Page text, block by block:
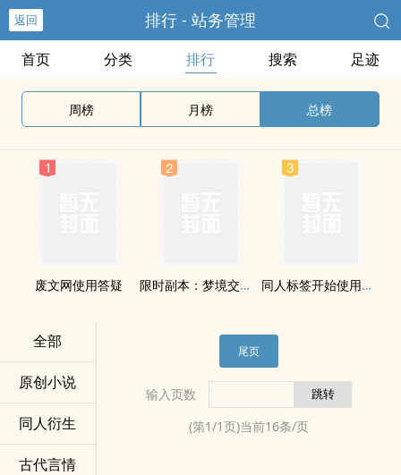
返回 排行 - 站务管理
首页 分类 排行 搜索 足迹
周榜 月榜 总榜
废文网使用答疑 限时副本：梦境交汇之地 同人标签开始使用并开放用户提名标签
全部
原创小说
同人衍生
古代言情
尾页
输入页数
(第1/1页)当前16条/页